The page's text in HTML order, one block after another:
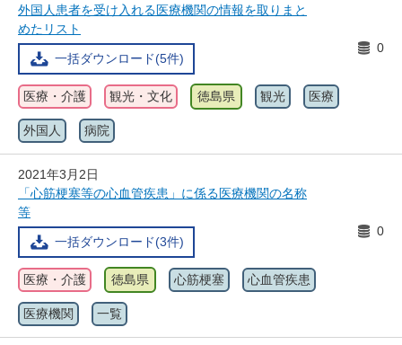
外国人患者を受け入れる医療機関の情報を取りまと
めたリスト
一括ダウンロード(5件)
0
医療・介護 観光・文化 徳島県 観光 医療
外国人 病院
2021年3月2日
「心筋梗塞等の心血管疾患」に係る医療機関の名称
等
一括ダウンロード(3件)
0
医療・介護 徳島県 心筋梗塞 心血管疾患
医療機関 一覧